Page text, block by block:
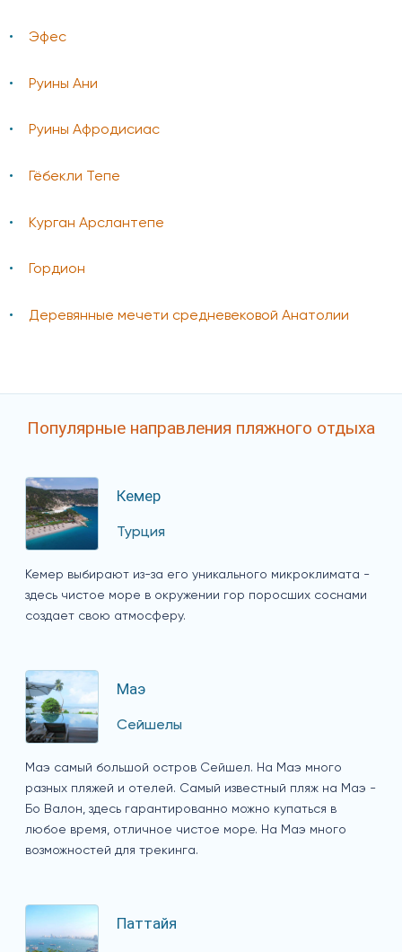
Эфес
Руины Ани
Руины Афродисиас
Гёбекли Тепе
Курган Арслантепе
Гордион
Деревянные мечети средневековой Анатолии
Популярные направления пляжного отдыха
Кемер
Турция
Кемер выбирают из-за его уникального микроклимата -
здесь чистое море в окружении гор поросших соснами
создает свою атмосферу.
Маэ
Сейшелы
Маэ самый большой остров Сейшел. На Маэ много
разных пляжей и отелей. Самый известный пляж на Маэ -
Бо Валон, здесь гарантированно можно купаться в
любое время, отличное чистое море. На Маэ много
возможностей для трекинга.
Паттайя